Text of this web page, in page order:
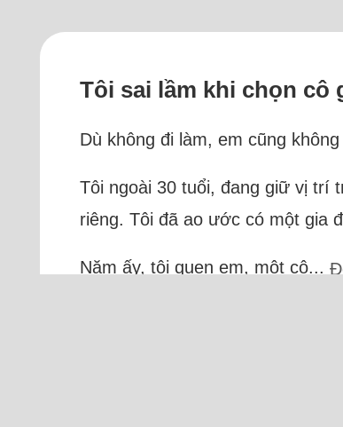
Tôi sai lầm khi chọn cô
Dù không đi làm, em cũng
Tôi ngoài 30 tuổi, đang giữ vị trí
riêng. Tôi đã ao ước có một gia
Năm ấy, tôi quen em, một cô...